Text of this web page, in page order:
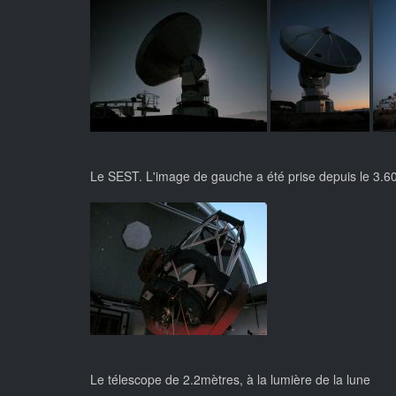
Le SEST. L'image de gauche a été prise depuis le
Le télescope de 2.2mètres, à la lumière de la lune